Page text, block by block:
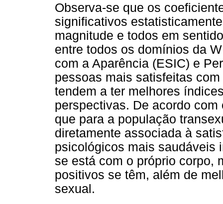
Observa-se que os
significativos
magnitude e todos em
entre todos os domínios da
com a Aparência (ESIC) e
pessoas mais satisfeitas
tendem a ter melhores
perspectivas. De acordo
que para a população
diretamente associada à
psicológicos mais saudáveis
se está com o próprio corpo,
positivos se têm, além de
sexual.